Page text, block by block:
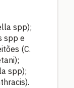
spp);
spp e
(C.
spp);